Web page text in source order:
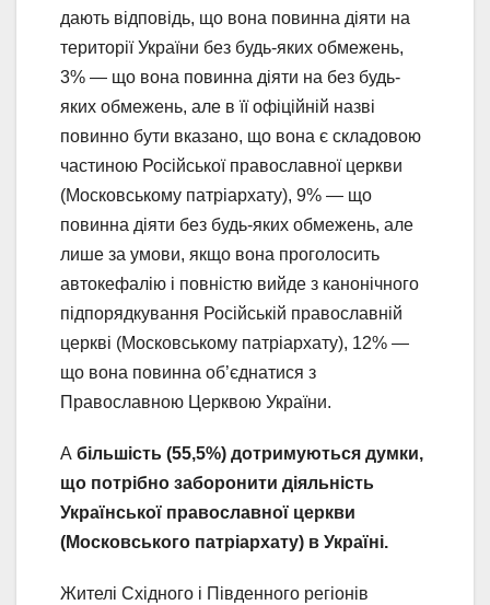
дають відповідь, що вона повинна діяти на
території України без будь-яких обмежень,
3% — що вона повинна діяти на без будь-
яких обмежень, але в її офіційній назві
повинно бути вказано, що вона є складовою
частиною Російської православної церкви
(Московському патріархату), 9% — що
повинна діяти без будь-яких обмежень, але
лише за умови, якщо вона проголосить
автокефалію і повністю вийде з канонічного
підпорядкування Російській православній
церкві (Московському патріархату), 12% —
що вона повинна об’єднатися з
Православною Церквою України.
А більшість (55,5%) дотримуються думки,
що потрібно заборонити діяльність
Української православної церкви
(Московського патріархату) в Україні.
Жителі Східного і Південного регіонів